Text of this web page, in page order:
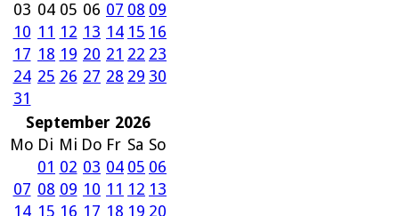
03 04 05 06 07 08 09
10 11 12 13 14 15 16
17 18 19 20 21 22 23
24 25 26 27 28 29 30
31
September 2026
Mo Di Mi Do Fr Sa So
01 02 03 04 05 06
07 08 09 10 11 12 13
14 15 16 17 18 19 20